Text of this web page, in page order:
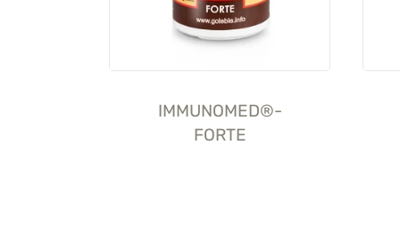
IMMUNOMED®-
FORTE